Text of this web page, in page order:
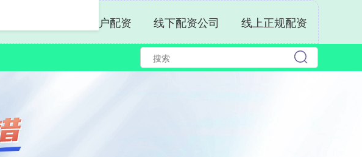
股票开户配资 线下配资公司 线上正规配资